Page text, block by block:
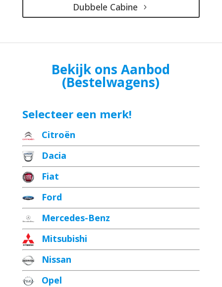
Dubbele Cabine
Bekijk ons Aanbod
(Bestelwagens)
Selecteer een merk!
Citroën
Dacia
Fiat
Ford
Mercedes-Benz
Mitsubishi
Nissan
Opel